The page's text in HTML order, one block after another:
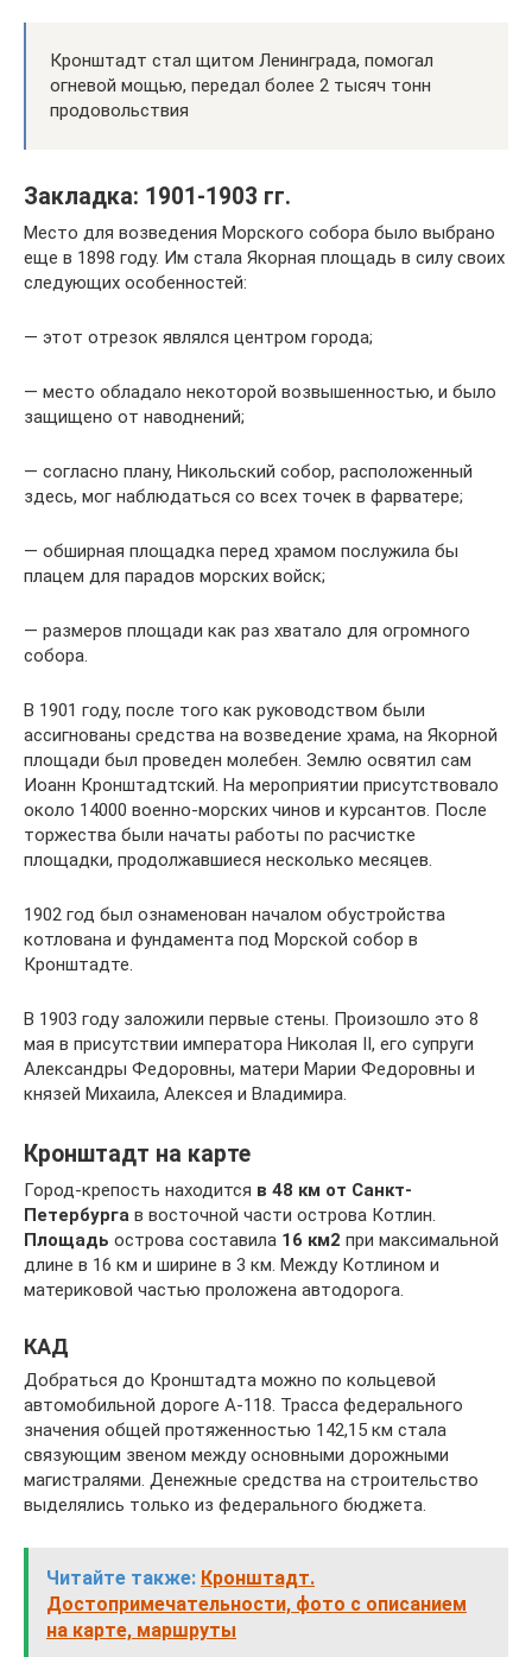
Кронштадт стал щитом Ленинграда, помогал
огневой мощью, передал более 2 тысяч тонн
продовольствия
Закладка: 1901-1903 гг.
Место для возведения Морского собора было выбрано
еще в 1898 году. Им стала Якорная площадь в силу своих
следующих особенностей:
— этот отрезок являлся центром города;
— место обладало некоторой возвышенностью, и было
защищено от наводнений;
— согласно плану, Никольский собор, расположенный
здесь, мог наблюдаться со всех точек в фарватере;
— обширная площадка перед храмом послужила бы
плацем для парадов морских войск;
— размеров площади как раз хватало для огромного
собора.
В 1901 году, после того как руководством были
ассигнованы средства на возведение храма, на Якорной
площади был проведен молебен. Землю освятил сам
Иоанн Кронштадтский. На мероприятии присутствовало
около 14000 военно-морских чинов и курсантов. После
торжества были начаты работы по расчистке
площадки, продолжавшиеся несколько месяцев.
1902 год был ознаменован началом обустройства
котлована и фундамента под Морской собор в
Кронштадте.
В 1903 году заложили первые стены. Произошло это 8
мая в присутствии императора Николая II, его супруги
Александры Федоровны, матери Марии Федоровны и
князей Михаила, Алексея и Владимира.
Кронштадт на карте
Город-крепость находится в 48 км от Санкт-
Петербурга в восточной части острова Котлин.
Площадь острова составила 16 км2 при максимальной
длине в 16 км и ширине в 3 км. Между Котлином и
материковой частью проложена автодорога.
КАД
Добраться до Кронштадта можно по кольцевой
автомобильной дороге А-118. Трасса федерального
значения общей протяженностью 142,15 км стала
связующим звеном между основными дорожными
магистралями. Денежные средства на строительство
выделялись только из федерального бюджета.
Читайте также: Кронштадт.
Достопримечательности, фото с описанием
на карте, маршруты